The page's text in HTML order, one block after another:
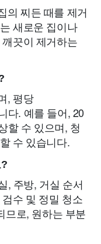
의 찌든 때를 제거
새로운 집이나
끗이 제거하는
, 평당
다. 예를 들어, 20
할 수 있으며, 청
수 있습니다.
, 주방, 거실 순서
수 및 정밀 청소
므로, 원하는 부분